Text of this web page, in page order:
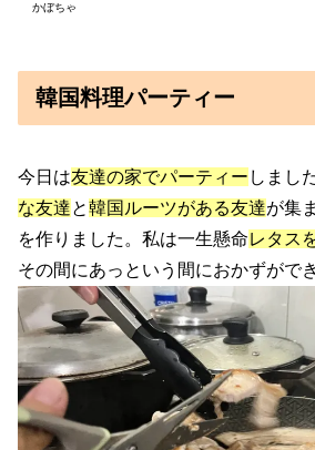
かぼちゃ
韓国料理パーティー
今日は友達の家でパーティー しまし
な友達と韓国ルーツがある友達が集
を作りました。私は一生懸命レタス
その間にあっという間におかずがで